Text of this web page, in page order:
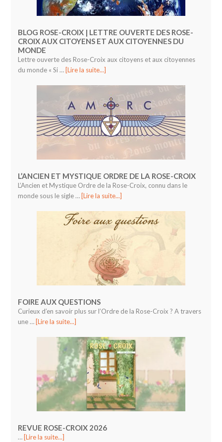
BLOG ROSE-CROIX | LETTRE OUVERTE DES ROSE-
CROIX AUX CITOYENS ET AUX CITOYENNES DU
MONDE
Lettre ouverte des Rose-Croix aux citoyens et aux citoyennes
du monde « Si … [Lire la suite...]
L’ANCIEN ET MYSTIQUE ORDRE DE LA ROSE-CROIX
L’Ancien et Mystique Ordre de la Rose-Croix, connu dans le
monde sous le sigle … [Lire la suite...]
FOIRE AUX QUESTIONS
Curieux d’en savoir plus sur l’Ordre de la Rose-Croix ? A travers
une … [Lire la suite...]
REVUE ROSE-CROIX 2026
… [Lire la suite...]